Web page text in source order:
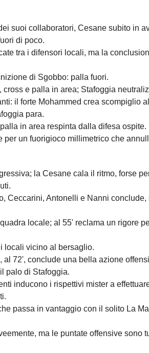
suoi collaboratori, Cesane subito in
di poco.
tra i difensori locali, ma la
di Sgobbo: palla fuori.
e palla in area; Stafoggia
il forte Mohammed crea scompiglio
para.
in area respinta dalla difesa ospite.
un fuorigioco millimetrico che
la Cesane cala il ritmo, forse
Ceccarini, Antonelli e Nanni conclude,
locale; al 55' reclama un rigore
locali vicino al bersaglio.
al 72', conclude una bella azione
palo di Stafoggia.
inducono i rispettivi mister a
passa in vantaggio con il solito La
ma le puntate offensive sono